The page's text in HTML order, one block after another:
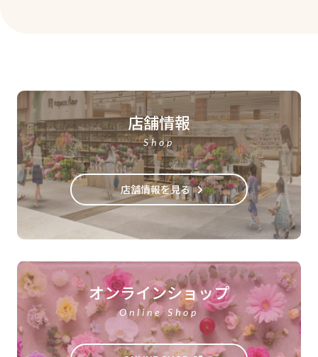
店舗情報
Shop
店舗情報を見る
オンラインショップ
Online Shop